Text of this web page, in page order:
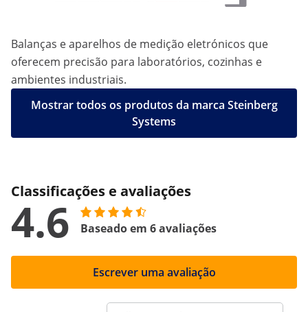
Balanças e aparelhos de medição eletrónicos que
oferecem precisão para laboratórios, cozinhas e
ambientes industriais.
Mostrar todos os produtos da marca Steinberg
Systems
Classificações e avaliações
4.6 Baseado em 6 avaliações
Escrever uma avaliação